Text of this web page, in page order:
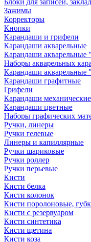
Блоки для записей,
Зажимы
Корректоры
Кнопки
Карандаши и грифели
Карандаши акварельные
Карандаши
Наборы акварельных
Карандаши
Карандаши графитные
Грифели
Карандаши механические
Карандаши цветные
Наборы графических
Ручки, линеры
Ручки гелевые
Линеры и капиллярные
Ручки шариковые
Ручки роллер
Ручки перьевые
Кисти
Кисти белка
Кисти колонок
Кисти поролоновые,
Кисти с резервуаром
Кисти синтетика
Кисти щетина
Кисти коза